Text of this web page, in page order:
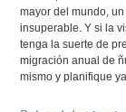
mayor del mundo,
insuperable. Y si la
tenga la suerte de
migración anual de
mismo y planifique